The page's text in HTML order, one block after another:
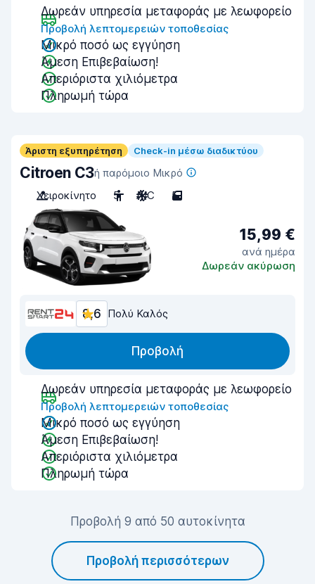
Δωρεάν υπηρεσία μεταφοράς με λεωφορείο
Προβολή λεπτομερειών τοποθεσίας
Μικρό ποσό ως εγγύηση
Άμεση Επιβεβαίωση!
Απεριόριστα χιλιόμετρα
Πληρωμή τώρα
Άριστη εξυπηρέτηση Check-in μέσω διαδικτύου
Citroen C3ή παρόμοιο Μικρό
Χειροκίνητο
5 A/C 5
15,99 €
ανά ημέρα
Δωρεάν ακύρωση
8,6 Πολύ Καλός
Προβολή
Δωρεάν υπηρεσία μεταφοράς με λεωφορείο
Προβολή λεπτομερειών τοποθεσίας
Μικρό ποσό ως εγγύηση
Άμεση Επιβεβαίωση!
Απεριόριστα χιλιόμετρα
Πληρωμή τώρα
Προβολή 9 από 50 αυτοκίνητα
Προβολή περισσότερων